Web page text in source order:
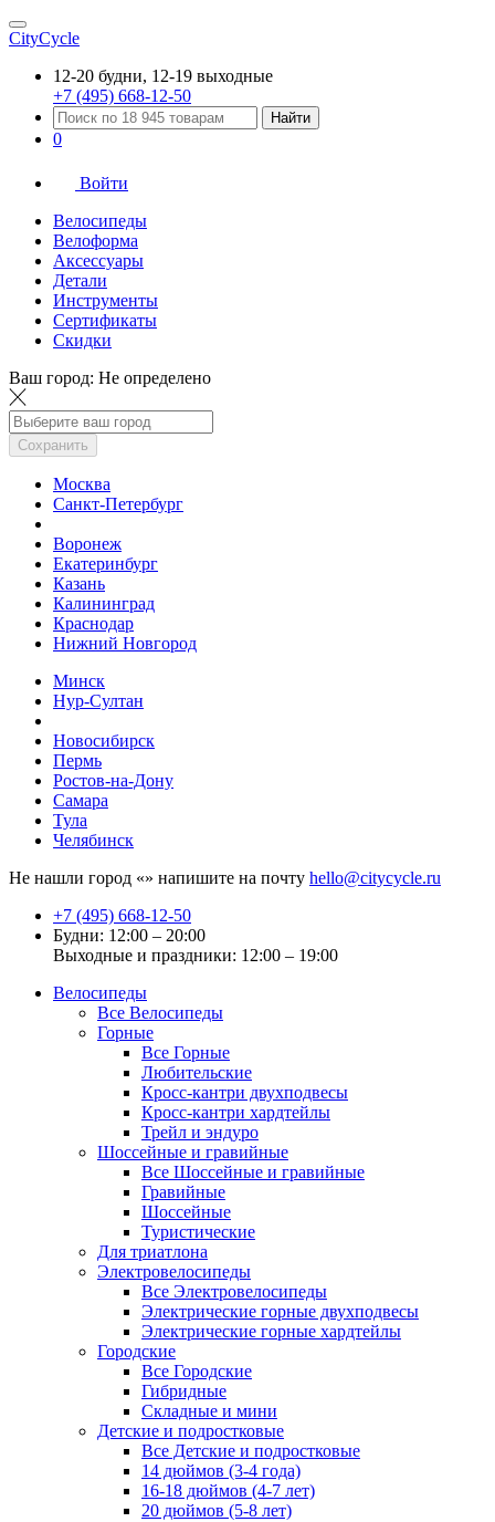
CityCycle
12-20 будни, 12-19 выходные
+7 (495) 668-12-50
Найти
0
Войти
Велосипеды
Велоформа
Аксессуары
Детали
Инструменты
Сертификаты
Скидки
Ваш город: Не определено
Сохранить
Москва
Санкт-Петербург
Воронеж
Екатеринбург
Казань
Калининград
Краснодар
Нижний Новгород
Минск
Нур-Султан
Новосибирск
Пермь
Ростов-на-Дону
Самара
Тула
Челябинск
Не нашли город «» напишите на почту hello@citycycle.ru
+7 (495) 668-12-50
Будни: 12:00 – 20:00
Выходные и праздники: 12:00 – 19:00
Велосипеды
Все Велосипеды
Горные
Все Горные
Любительские
Кросс-кантри двухподвесы
Кросс-кантри хардтейлы
Трейл и эндуро
Шоссейные и гравийные
Все Шоссейные и гравийные
Гравийные
Шоссейные
Туристические
Для триатлона
Электровелосипеды
Все Электровелосипеды
Электрические горные двухподвесы
Электрические горные хардтейлы
Городские
Все Городские
Гибридные
Складные и мини
Детские и подростковые
Все Детские и подростковые
14 дюймов (3-4 года)
16-18 дюймов (4-7 лет)
20 дюймов (5-8 лет)